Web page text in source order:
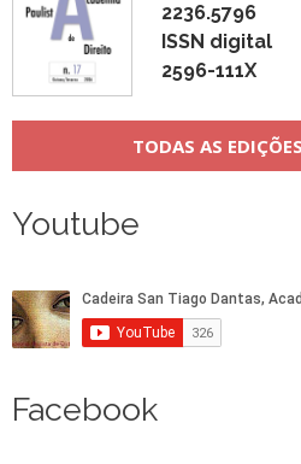
2236.5796
ISSN digital
2596-111X
TODAS AS EDIÇÕES
Youtube
Facebook